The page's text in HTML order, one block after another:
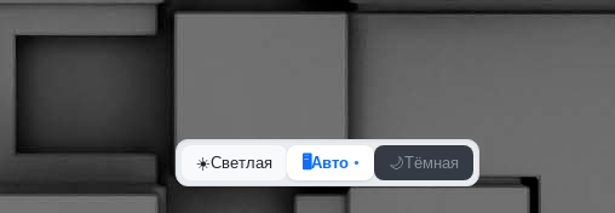
☀️Светлая 🖥️Авто 🌙Тёмная